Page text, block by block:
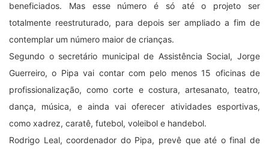
beneficiados. Mas esse número é só até o projeto ser
totalmente reestruturado, para depois ser ampliado a fim de
contemplar um número maior de crianças.
Segundo o secretário municipal de Assistência Social, Jorge
Guerreiro, o Pipa vai contar com pelo menos 15 oficinas de
profissionalização, como corte e costura, artesanato, teatro,
dança, música, e ainda vai oferecer atividades esportivas,
como xadrez, caratê, futebol, voleibol e handebol.
Rodrigo Leal, coordenador do Pipa, prevê que até o final de